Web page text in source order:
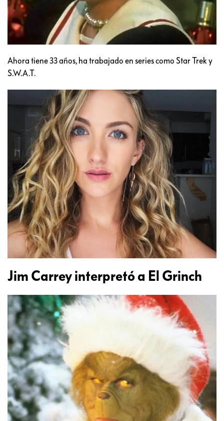
Ahora tiene 33 años, ha trabajado en series como Star Trek y
S.W.A.T.
Jim Carrey interpretó a El Grinch